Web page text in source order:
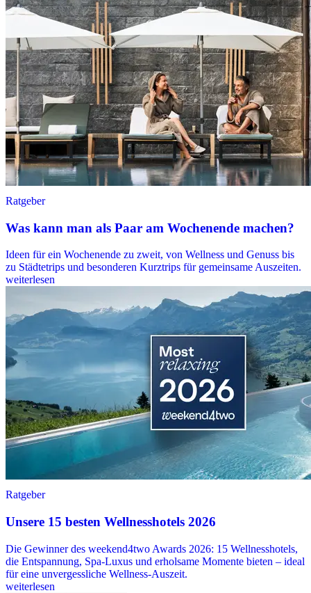
Ratgeber
Was kann man als Paar am Wochenende machen?
Ideen für ein Wochenende zu zweit, von Wellness und Genuss bis
zu Städtetrips und besonderen Kurztrips für gemeinsame Auszeiten.
weiterlesen
Ratgeber
Unsere 15 besten Wellnesshotels 2026
Die Gewinner des weekend4two Awards 2026: 15 Wellnesshotels,
die Entspannung, Spa-Luxus und erholsame Momente bieten – ideal
für eine unvergessliche Wellness-Auszeit.
weiterlesen